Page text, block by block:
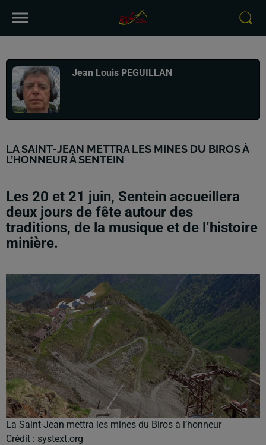
Jean Louis PEGUILLAN
LA SAINT-JEAN METTRA LES MINES DU BIROS À
L’HONNEUR À SENTEIN
Les 20 et 21 juin, Sentein accueillera
deux jours de fête autour des
traditions, de la musique et de l’histoire
minière.
La Saint-Jean mettra les mines du Biros à l’honneur
Crédit : systext.org